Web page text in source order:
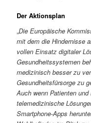
Der Aktionsplan
„Die Europäische
mit dem die Hindernisse
vollen Einsatz digitaler
Gesundheitssystemen
medizinisch besser zu
Gesundheitsfürsorge zu
Auch wenn Patienten
telemedizinische
Smartphone-Apps